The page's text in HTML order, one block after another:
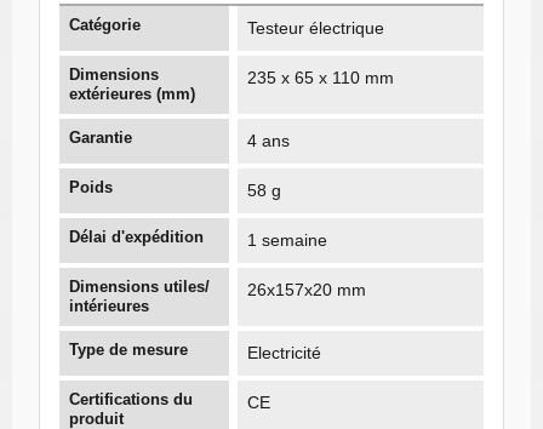
Catégorie Testeur électrique
Dimensions
extérieures (mm)
235 x 65 x 110 mm
Garantie 4 ans
Poids 58 g
Délai d'expédition 1 semaine
Dimensions utiles/
intérieures
26x157x20 mm
Type de mesure Electricité
Certifications du
produit
CE